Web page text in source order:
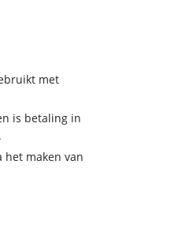
met
is betaling in
het maken van